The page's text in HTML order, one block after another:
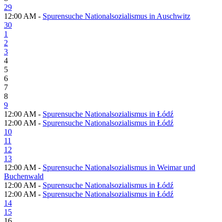
29
12:00 AM - Spurensuche Nationalsozialismus in Auschwitz
30
1
2
3
4
5
6
7
8
9
12:00 AM - Spurensuche Nationalsozialismus in Łódź
12:00 AM - Spurensuche Nationalsozialismus in Łódź
10
11
12
13
12:00 AM - Spurensuche Nationalsozialismus in Weimar und
Buchenwald
12:00 AM - Spurensuche Nationalsozialismus in Łódź
12:00 AM - Spurensuche Nationalsozialismus in Łódź
14
15